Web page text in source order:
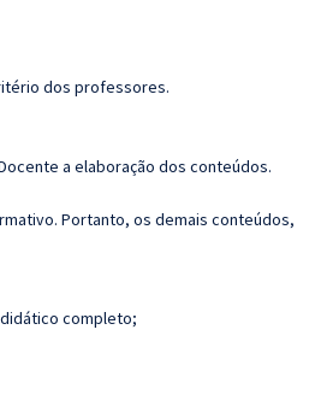
dos professores.
a elaboração dos conteúdos.
Portanto, os demais conteúdos,
completo;